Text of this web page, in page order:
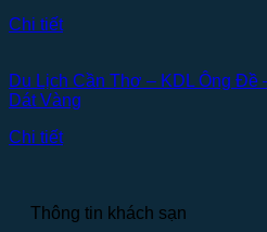
Chi tiết
Du Lịch Cần Thơ – KDL Ông Đề
Dát Vàng
Chi tiết
Thông tin khách sạn